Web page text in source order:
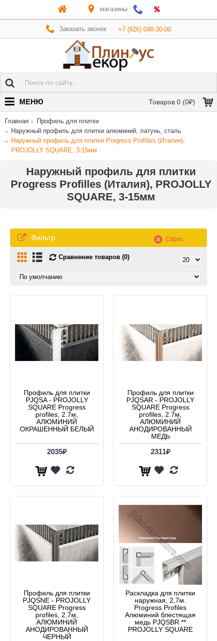
магазины
Заказать звонок +7 (926) 048-30-00
Товаров 0 (0₽)
МЕНЮ
Главная
Профиль для плитки
Наружный профиль для плитки алюминий, латунь, сталь
Наружный профиль для плитки Progress Profilles (Италия),
PROJOLLY SQUARE, 3-15мм
Наружный профиль для плитки
Progress Profilles (Италия), PROJOLLY
SQUARE, 3-15мм
Фильтр Сброс
Сравнение товаров (0)
Профиль для плитки
PJQSA - PROJOLLY
SQUARE Progress
profiles, 2.7м,
АЛЮМИНИЙ
ОКРАШЕННЫЙ БЕЛЫЙ
2035₽
Профиль для плитки
PJQSAR - PROJOLLY
SQUARE Progress
profiles, 2.7м,
АЛЮМИНИЙ
АНОДИРОВАННЫЙ
МЕДЬ
2311₽
Профиль для плитки
PJQSNE - PROJOLLY
SQUARE Progress
profiles, 2.7м,
АЛЮМИНИЙ
АНОДИРОВАННЫЙ
ЧЕРНЫЙ
Раскладка для плитки
наружная, 2,7м.
Progress Profiles
Алюминий блестящая
медь PJQSBR **
PROJOLLY SQUARE